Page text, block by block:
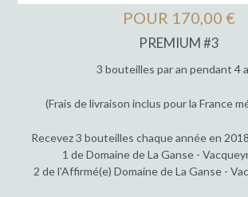
POUR 170,00 €
PREMIUM #3
3 bouteilles par an pendant 4
(Frais de livraison inclus pour la France
Recevez 3 bouteilles chaque année en
1 de Domaine de La Ganse -
2 de l'Affirmé(e) Domaine de La Ganse -